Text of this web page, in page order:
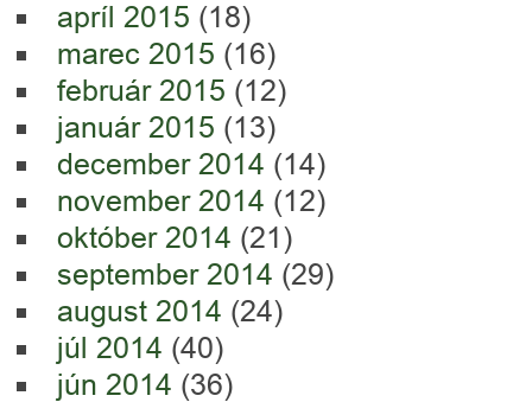
apríl 2015 (18)
marec 2015 (16)
február 2015 (12)
január 2015 (13)
december 2014 (14)
november 2014 (12)
október 2014 (21)
september 2014 (29)
august 2014 (24)
júl 2014 (40)
jún 2014 (36)